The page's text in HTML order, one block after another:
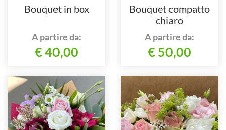
Bouquet in box
A partire da:
€ 40,00
Bouquet compatto
chiaro
A partire da:
€ 50,00